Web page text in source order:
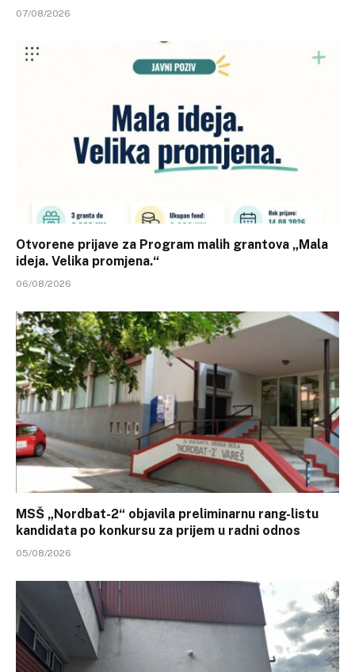
07/08/2026
Otvorene prijave za Program malih grantova „Mala
ideja. Velika promjena.“
06/08/2026
MSŠ „Nordbat-2“ objavila preliminarnu rang-listu
kandidata po konkursu za prijem u radni odnos
05/08/2026